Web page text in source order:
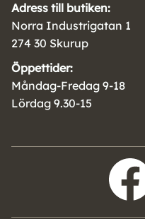
Adress till butiken:
Norra Industrigatan 1
274 30 Skurup
Öppettider:
Måndag-Fredag 9-18
Lördag 9.30-15